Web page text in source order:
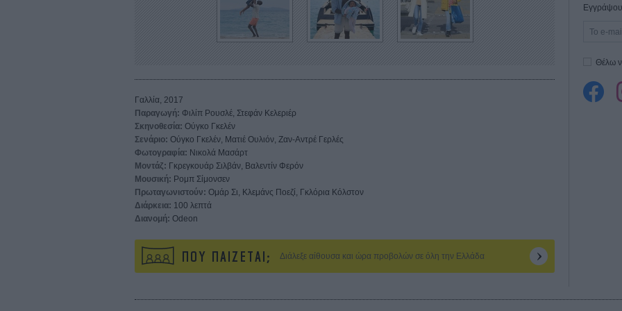
Γαλλία, 2017
Παραγωγή: Φιλίπ Ρουσλέ, Στεφάν Κελεριέρ
Σκηνοθεσία: Ούγκο Γκελέν
Σενάριο: Ούγκο Γκελέν, Ματιέ Ουλιόν, Ζαν-Αντρέ Γερλές
Φωτογραφία: Νικολά Μασάρτ
Μοντάζ: Γκρεγκουάρ Σιλβάν, Βαλεντίν Φερόν
Μουσική: Ρομπ Σίμονσεν
Πρωταγωνιστούν: Ομάρ Σι, Κλεμάνς Ποεζί, Γκλόρια Κόλστον
Διάρκεια: 100 λεπτά
Διανομή: Odeon
ΠΟΥ ΠΑΙΖΕΤΑΙ; Διάλεξε αίθουσα και ώρα προβολών σε όλη την Ελλάδα
Θέλω